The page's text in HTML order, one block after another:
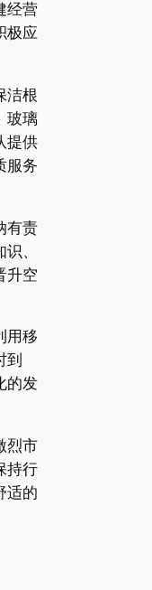
经营
极应
洁根
玻璃
提供
服务
有责
、
升空
用移
到
的发
烈市
持行
适的